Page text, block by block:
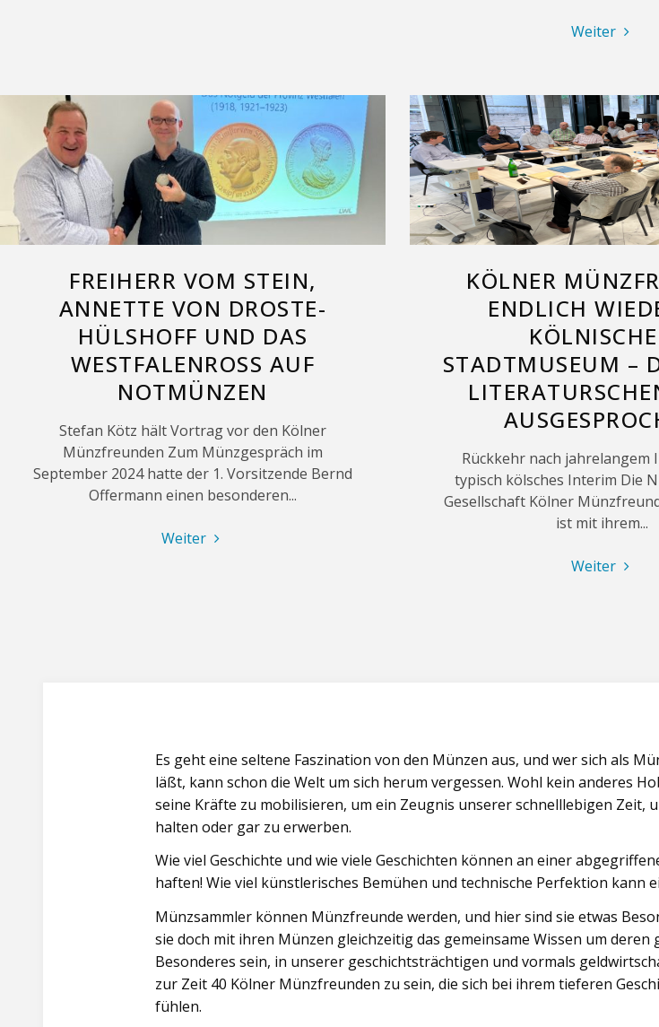
Weiter
<br/
jagt
das
FREIHERR VOM STEIN,
ANNETTE VON DROSTE-
HÜLSHOFF UND DAS
WESTFALENROSS AUF
NOTMÜNZEN
Stefan Kötz hält Vortrag vor den Kölner
Münzfreunden Zum Münzgespräch im
September 2024 hatte der 1. Vorsitzende Bernd
Offermann einen besonderen...
Weiter "Freiherr
auf
Notmünzen"
KÖLNER
ENDLICH
STADTMUSEUM –
Rückkehr nach jahrelangem
typisch kölsches Interim Die
Gesellschaft Kölner
ist mit ihrem...
Weiter "Kölner
für
Es geht eine seltene Faszination von den Münzen aus, und wer sich als
läßt, kann schon die Welt um sich herum vergessen. Wohl kein anderes
seine Kräfte zu mobilisieren, um ein Zeugnis unserer schnelllebigen Zeit,
halten oder gar zu erwerben.
Wie viel Geschichte und wie viele Geschichten können an einer
haften! Wie viel künstlerisches Bemühen und technische Perfektion kann
Münzsammler können Münzfreunde werden, und hier sind sie etwas
sie doch mit ihren Münzen gleichzeitig das gemeinsame Wissen um deren
Besonderes sein, in unserer geschichtsträchtigen und vormals
zur Zeit 40 Kölner Münzfreunden zu sein, die sich bei ihrem tieferen
fühlen.